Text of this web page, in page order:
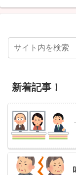
新着記事！